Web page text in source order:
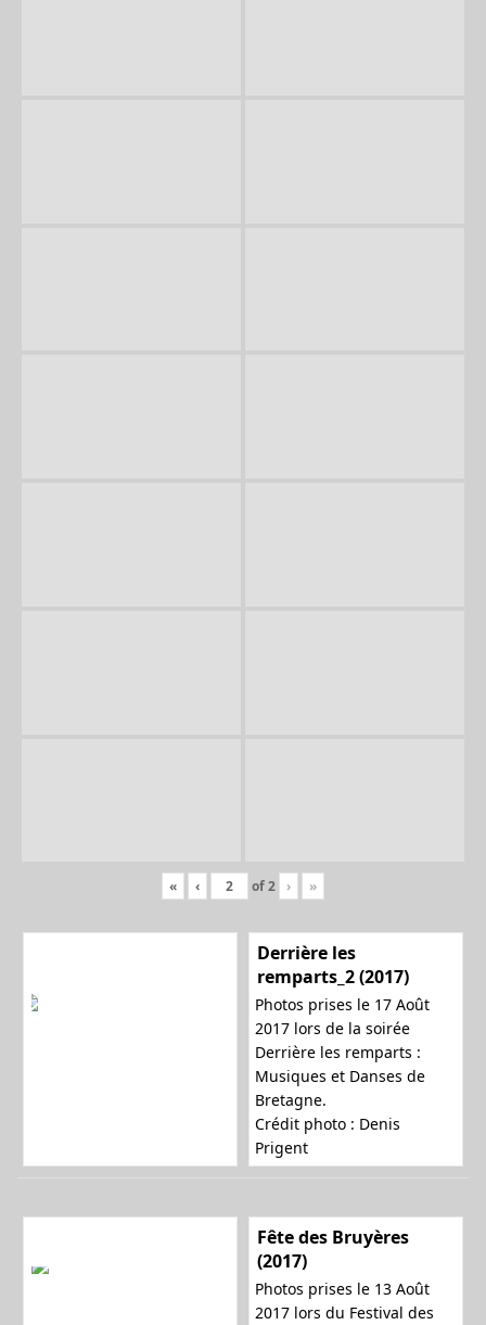
« ‹ of2 › »
Derrière les
remparts_2 (2017)
Photos prises le 17 Août
2017 lors de la soirée
Derrière les remparts :
Musiques et Danses de
Bretagne.
Crédit photo : Denis
Prigent
Fête des Bruyères
(2017)
Photos prises le 13 Août
2017 lors du Festival des